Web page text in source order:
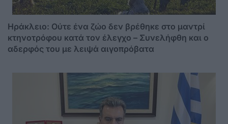
Ηράκλειο: Ούτε ένα ζώο δεν βρέθηκε στο μαντρί
κτηνοτρόφου κατά τον έλεγχο – Συνελήφθη και ο
αδερφός του με λειψά αιγοπρόβατα